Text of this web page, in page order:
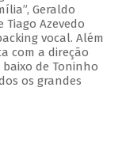
Geraldo
Azevedo
vocal. Além
com a direção
baixo de Toninho
os grandes